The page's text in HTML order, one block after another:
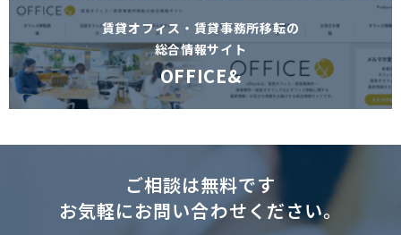
賃貸オフィス・賃貸事務所移転の
総合情報サイト
OFFICE&
ご相談は無料です
お気軽にお問い合わせください。